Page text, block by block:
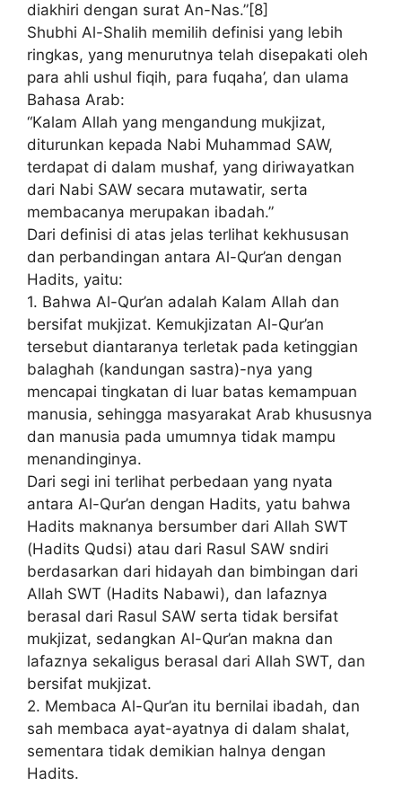
diakhiri dengan surat An-Nas.”[8]
Shubhi Al-Shalih memilih definisi yang lebih
ringkas, yang menurutnya telah disepakati oleh
para ahli ushul fiqih, para fuqaha’, dan ulama
Bahasa Arab:
“Kalam Allah yang mengandung mukjizat,
diturunkan kepada Nabi Muhammad SAW,
terdapat di dalam mushaf, yang diriwayatkan
dari Nabi SAW secara mutawatir, serta
membacanya merupakan ibadah.”
Dari definisi di atas jelas terlihat kekhususan
dan perbandingan antara Al-Qur’an dengan
Hadits, yaitu:
1. Bahwa Al-Qur’an adalah Kalam Allah dan
bersifat mukjizat. Kemukjizatan Al-Qur’an
tersebut diantaranya terletak pada ketinggian
balaghah (kandungan sastra)-nya yang
mencapai tingkatan di luar batas kemampuan
manusia, sehingga masyarakat Arab khususnya
dan manusia pada umumnya tidak mampu
menandinginya.
Dari segi ini terlihat perbedaan yang nyata
antara Al-Qur’an dengan Hadits, yatu bahwa
Hadits maknanya bersumber dari Allah SWT
(Hadits Qudsi) atau dari Rasul SAW sndiri
berdasarkan dari hidayah dan bimbingan dari
Allah SWT (Hadits Nabawi), dan lafaznya
berasal dari Rasul SAW serta tidak bersifat
mukjizat, sedangkan Al-Qur’an makna dan
lafaznya sekaligus berasal dari Allah SWT, dan
bersifat mukjizat.
2. Membaca Al-Qur’an itu bernilai ibadah, dan
sah membaca ayat-ayatnya di dalam shalat,
sementara tidak demikian halnya dengan
Hadits.